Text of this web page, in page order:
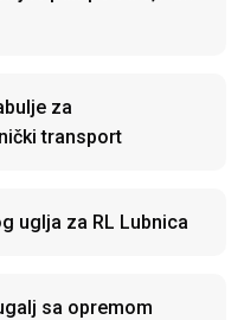
za
transport
uglja za RL Lubnica
sa opremom